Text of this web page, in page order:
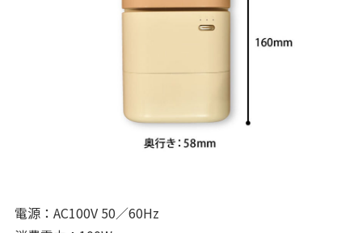
電源：AC100V 50／60Hz